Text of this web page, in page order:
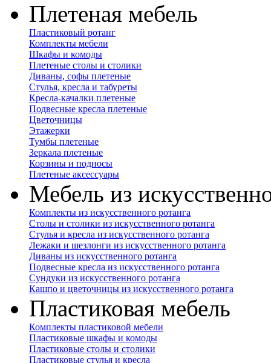
Плетеная мебель
Пластиковый ротанг
Комплекты мебели
Шкафы и комоды
Плетеные столы и столики
Диваны, софы плетеные
Стулья, кресла и табуреты
Кресла-качалки плетеные
Подвесные кресла плетеные
Цветочницы
Этажерки
Тумбы плетеные
Зеркала плетеные
Корзины и подносы
Плетеные аксессуары
Мебель из
Комплекты из искусственного ротанга
Столы и столики из искусственного ротанга
Стулья и кресла из искусственного ротанга
Лежаки и шезлонги из искусственного ротанга
Диваны из искусственного ротанга
Подвесные кресла из искусственного ротанга
Сундуки из искусственного ротанга
Кашпо и цветочницы из искусственного ротанга
Пластиковая мебель
Комплекты пластиковой мебели
Пластиковые шкафы и комоды
Пластиковые столы и столики
Пластиковые стулья и кресла